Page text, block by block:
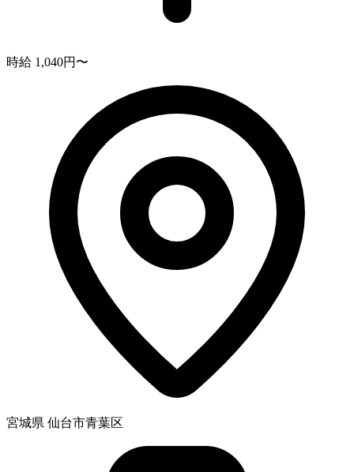
時給 1,040円〜
宮城県 仙台市青葉区